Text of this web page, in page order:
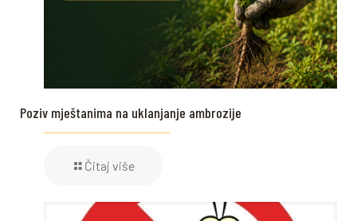
Poziv mještanima na uklanjanje ambrozije
Čitaj više